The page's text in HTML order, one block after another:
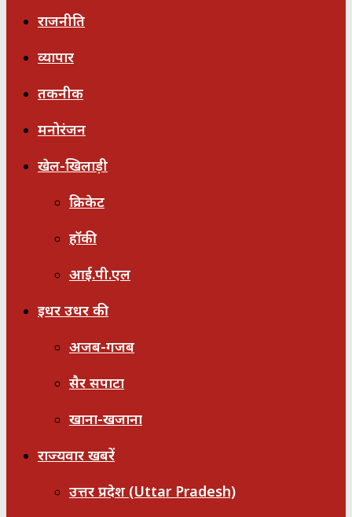
राजनीति
व्यापार
तकनीक
मनोरंजन
खेल-खिलाड़ी
क्रिकेट
हॉकी
आई.पी.एल
इधर उधर की
अजब-गजब
सैर सपाटा
खाना-खजाना
राज्यवार खबरें
उत्तर प्रदेश (Uttar Pradesh)